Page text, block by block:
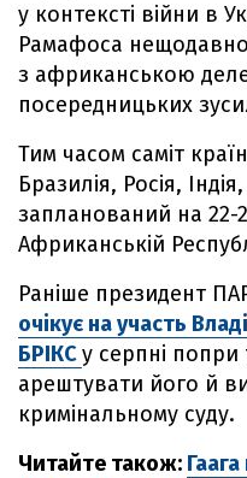
у контексті війни в
Рамафоса нещодавно
з африканською
посередницьких
Тим часом саміт
Бразилія, Росія,
запланований на 22-
Африканській
Раніше президент
очікує на участь
БРІКСу серпні попри
арештувати його й
кримінальному суду.
Читайте також: